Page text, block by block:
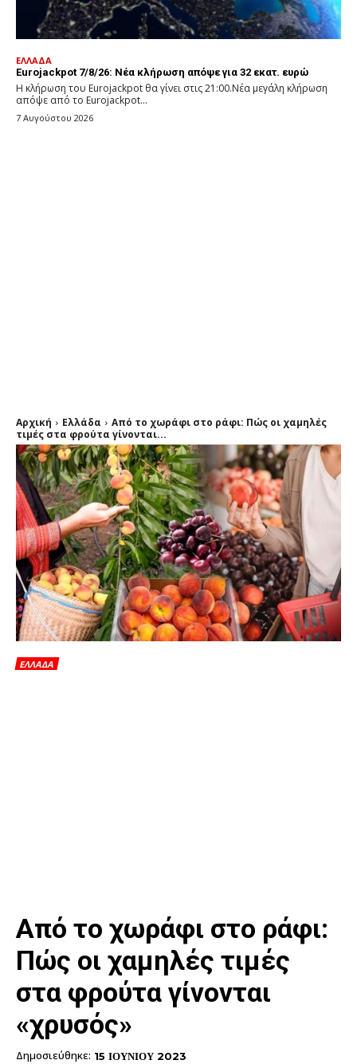
ΕΛΛΑΔΑ
Eurojackpot 7/8/26: Νέα κλήρωση απόψε για 32 εκατ. ευρώ
Η κλήρωση του Eurojackpot θα γίνει στις 21:00.Νέα μεγάλη κλήρωση
απόψε από το Eurojackpot...
7 Αυγούστου 2026